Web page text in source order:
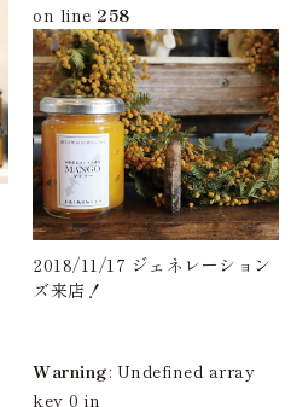
on line 258
2018/11/17 ジェネレーション
ズ来店！
Warning: Undefined array
key 0 in